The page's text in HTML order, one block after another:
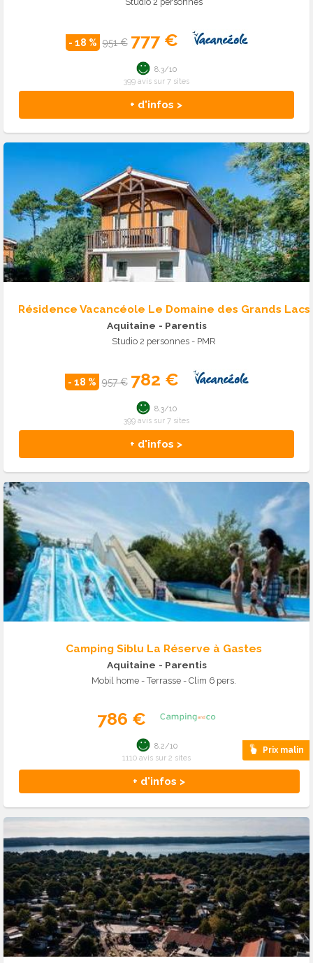
- 18 % 951 € 777 €
+ d'infos >
8.3/10
399 avis sur 7 sites
Résidence Vacancéole Le Domaine des Grands Lacs
Aquitaine - Parentis
Studio 2 personnes - PMR
- 18 % 957 € 782 €
+ d'infos >
8.3/10
399 avis sur 7 sites
Camping Siblu La Réserve à Gastes
Aquitaine - Parentis
Mobil home - Terrasse - Clim 6 pers.
786 €
Prix malin
+ d'infos >
8.2/10
1110 avis sur 2 sites